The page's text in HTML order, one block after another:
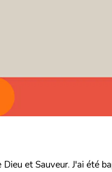
et Sauveur. J'ai été